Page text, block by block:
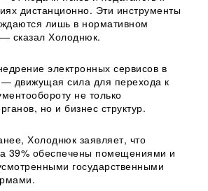
дистанционно. Эти инструменты
лишь в нормативном
сказал Холоднюк.
электронных сервисов в
движущая сила для перехода к
не только
но и бизнес структур.
Холоднюк заявляет, что
39% обеспечены помещениями и
государственными